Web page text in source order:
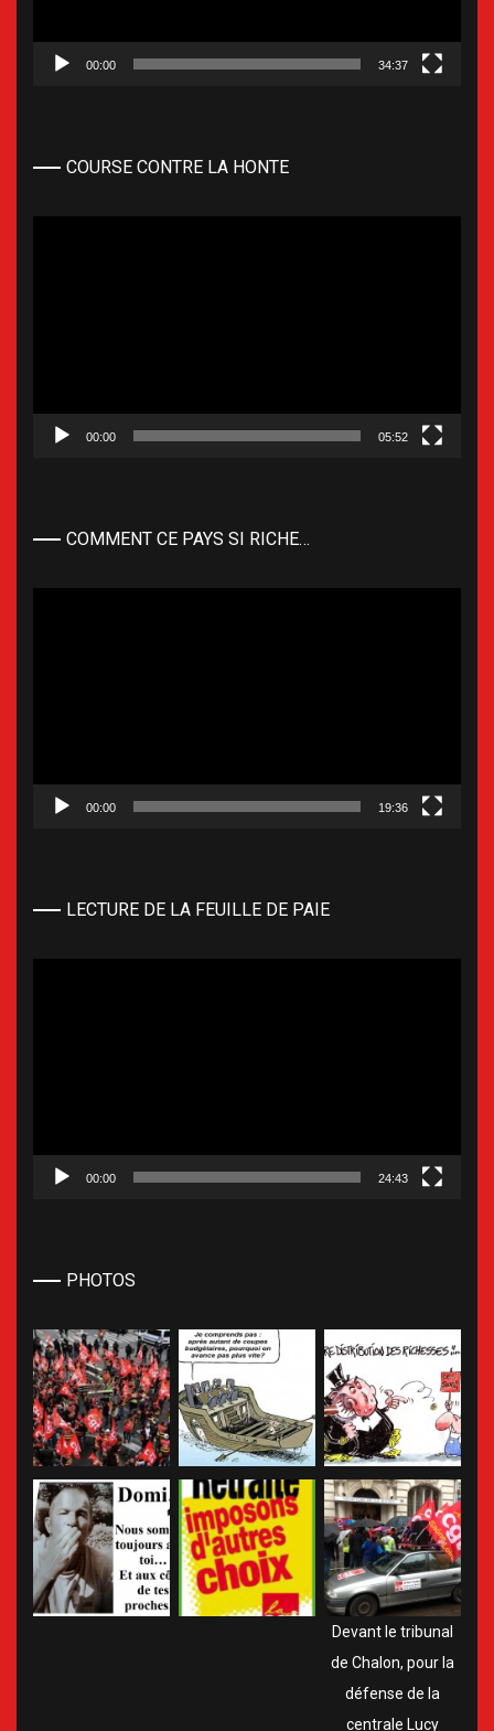
00:00 34:37
COURSE CONTRE LA HONTE
00:00 05:52
COMMENT CE PAYS SI RICHE…
00:00 19:36
LECTURE DE LA FEUILLE DE PAIE
00:00 24:43
PHOTOS
Devant le tribunal
de Chalon, pour la
défense de la
centrale Lucy